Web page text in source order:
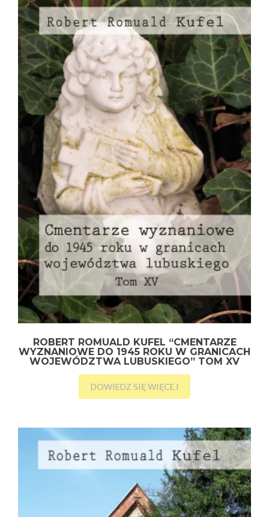
ROBERT ROMUALD KUFEL “CMENTARZE
WYZNANIOWE DO 1945 ROKU W GRANICACH
WOJEWÓDZTWA LUBUSKIEGO” TOM XV
DOWIEDZ SIĘ WIĘCEJ